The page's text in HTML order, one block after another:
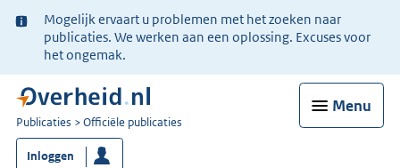
Ter
informatie:
Mogelijk ervaart u problemen met het zoeken naar
publicaties. We werken aan een oplossing. Excuses voor
het ongemak.
Menu
U
bent
nu
Publicaties Officiële publicaties
Inloggen